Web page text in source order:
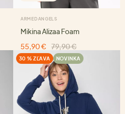
ARMEDANGELS
Mikina Alizaa Foam
55,90 €
79,90 €
30 % ZĽAVA NOVINKA